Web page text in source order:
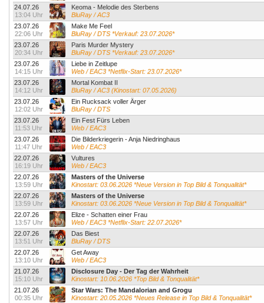
24.07.26
13:04 Uhr
Keoma - Melodie des Sterbens
BluRay / AC3
23.07.26
22:06 Uhr
Make Me Feel
BluRay / DTS *Verkauf: 23.07.2026*
23.07.26
20:34 Uhr
Paris Murder Mystery
BluRay / DTS *Verkauf: 23.07.2026*
23.07.26
14:15 Uhr
Liebe in Zeitlupe
Web / EAC3 *Netflix-Start: 23.07.2026*
23.07.26
14:12 Uhr
Mortal Kombat II
BluRay / AC3 (Kinostart: 07.05.2026)
23.07.26
12:02 Uhr
Ein Rucksack voller Ärger
BluRay / DTS
23.07.26
11:53 Uhr
Ein Fest Fürs Leben
Web / EAC3
23.07.26
11:47 Uhr
Die Bilderkriegerin - Anja Niedringhaus
Web / EAC3
22.07.26
16:19 Uhr
Vultures
Web / EAC3
22.07.26
13:59 Uhr
Masters of the Universe
Kinostart: 03.06.2026 *Neue Version in Top Bild & Tonqualität*
22.07.26
13:59 Uhr
Masters of the Universe
Kinostart: 03.06.2026 *Neue Version in Top Bild & Tonqualität*
22.07.26
13:57 Uhr
Elize - Schatten einer Frau
Web / EAC3 *Netflix-Start: 22.07.2026*
22.07.26
13:51 Uhr
Das Biest
BluRay / DTS
22.07.26
13:10 Uhr
Get Away
Web / EAC3
21.07.26
15:10 Uhr
Disclosure Day - Der Tag der Wahrheit
Kinostart: 10.06.2026 *Top Bild & Tonqualität*
21.07.26
00:35 Uhr
Star Wars: The Mandalorian and Grogu
Kinostart: 20.05.2026 *Neues Release in Top Bild & Tonqualität*